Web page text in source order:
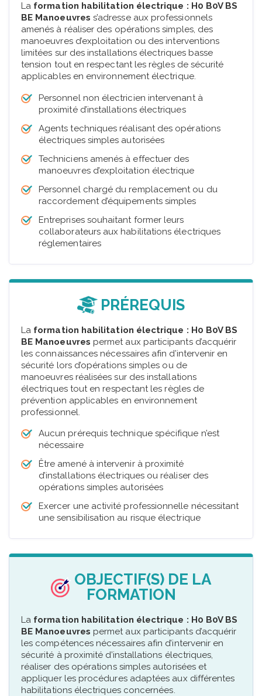
La formation habilitation électrique : H0 B0V BS
BE Manoeuvres s’adresse aux professionnels
amenés à réaliser des opérations simples, des
manoeuvres d’exploitation ou des interventions
limitées sur des installations électriques basse
tension tout en respectant les règles de sécurité
applicables en environnement électrique.
Personnel non électricien intervenant à
proximité d’installations électriques
Agents techniques réalisant des opérations
électriques simples autorisées
Techniciens amenés à effectuer des
manoeuvres d’exploitation électrique
Personnel chargé du remplacement ou du
raccordement d’équipements simples
Entreprises souhaitant former leurs
collaborateurs aux habilitations électriques
réglementaires
PRÉREQUIS
La formation habilitation électrique : H0 B0V BS
BE Manoeuvres permet aux participants d’acquérir
les connaissances nécessaires afin d’intervenir en
sécurité lors d’opérations simples ou de
manoeuvres réalisées sur des installations
électriques tout en respectant les règles de
prévention applicables en environnement
professionnel.
Aucun prérequis technique spécifique n’est
nécessaire
Être amené à intervenir à proximité
d’installations électriques ou réaliser des
opérations simples autorisées
Exercer une activité professionnelle nécessitant
une sensibilisation au risque électrique
OBJECTIF(S) DE LA
FORMATION
La formation habilitation électrique : H0 B0V BS
BE Manoeuvres permet aux participants d’acquérir
les compétences nécessaires afin d’intervenir en
sécurité à proximité d’installations électriques,
réaliser des opérations simples autorisées et
appliquer les procédures adaptées aux différentes
habilitations électriques concernées.